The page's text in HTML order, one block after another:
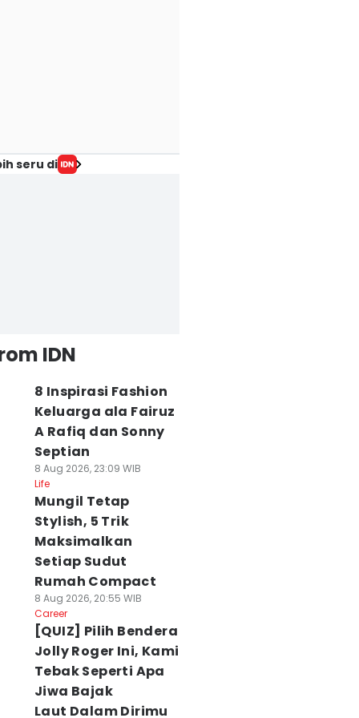
seru di
IDN
8 Inspirasi Fashion
Keluarga ala Fairuz
A Rafiq dan Sonny
Septian
8 Aug 2026, 23:09 WIB
Life
Mungil Tetap
Stylish, 5 Trik
Maksimalkan
Setiap Sudut
Rumah Compact
8 Aug 2026, 20:55 WIB
Career
[QUIZ] Pilih Bendera
Jolly Roger Ini, Kami
Tebak Seperti Apa
Jiwa Bajak
Laut Dalam Dirimu